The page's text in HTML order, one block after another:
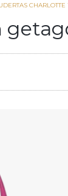
CHARLOTTE